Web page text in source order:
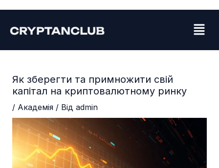
вмісту
Menu
Як зберегти та примножити свій
капітал на криптовалютному ринку
/ Академія/ Від admin
запису